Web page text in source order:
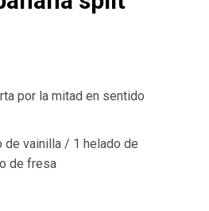
por la mitad en sentido
de vainilla / 1 helado de
de fresa